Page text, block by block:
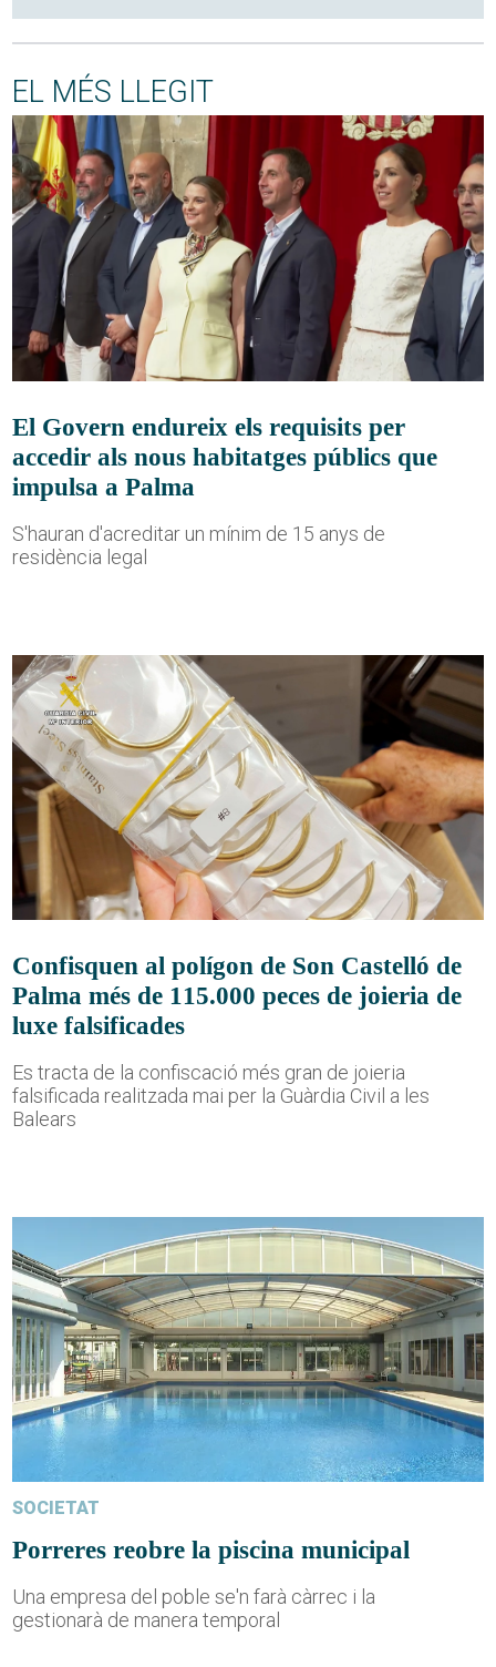
EL MÉS LLEGIT
El Govern endureix els requisits per
accedir als nous habitatges públics que
impulsa a Palma
S'hauran d'acreditar un mínim de 15 anys de
residència legal
Confisquen al polígon de Son Castelló de
Palma més de 115.000 peces de joieria de
luxe falsificades
Es tracta de la confiscació més gran de joieria
falsificada realitzada mai per la Guàrdia Civil a les
Balears
SOCIETAT
Porreres reobre la piscina municipal
Una empresa del poble se'n farà càrrec i la
gestionarà de manera temporal